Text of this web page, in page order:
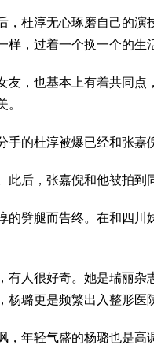
杜淳无心琢磨自己的演
样，过着一个换一个的生
，也基本上有着共同点
。
的杜淳被爆已经和张嘉倪
，张嘉倪和他被拍到同
劈腿而告终。在和四川
人很好奇。她是瑞丽杂
杨璐更是频繁出入整形医
年轻气盛的杨璐也是高